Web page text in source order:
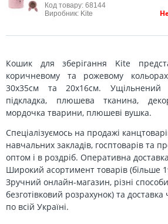
Код товару: 68144
Виробник: Kite
Кошик для зберігання Kite
коричневому та рожевому
30х35см та 20х16см. Ущільнений
підкладка, плюшева тканина,
мордочка тварини, плюшеві вушка.
Спеціалізуємось на продажі
навчальних закладів, госптоварів та
оптом і в роздріб. Оперативна
Широкий асортимент товарів (більше
Зручний онлайн-магазин, різні
безготівковий розрахунок) та
по всій Україні.